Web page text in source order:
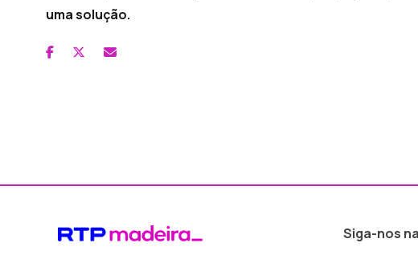
uma solução.
Siga-nos